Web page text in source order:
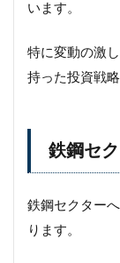
います。
特に変動の激
持った投資戦略
鉄鋼セ
鉄鋼セクター
ります。